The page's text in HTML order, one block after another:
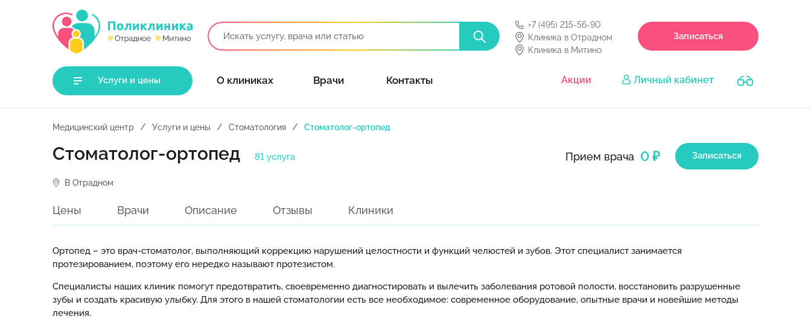
+7 (495) 215-56-90
Клиника в Отрадном
Клиника в Митино
Записаться
Услуги и цены О клиниках Врачи Контакты Акции Личный кабинет
Медицинский центр Услуги и цены Стоматология Стоматолог-ортопед
Прием врача 0 ₽ Записаться
Стоматолог-ортопед 81 услуга
В Отрадном
Цены Врачи Описание Отзывы Клиники
Ортопед – это врач-стоматолог, выполняющий коррекцию нарушений целостности и функций челюстей и зубов. Этот специалист занимается
протезированием, поэтому его нередко называют протезистом.
Специалисты наших клиник помогут предотвратить, своевременно диагностировать и вылечить заболевания ротовой полости, восстановить разрушенные
зубы и создать красивую улыбку. Для этого в нашей стоматологии есть все необходимое: современное оборудование, опытные врачи и новейшие методы
лечения.